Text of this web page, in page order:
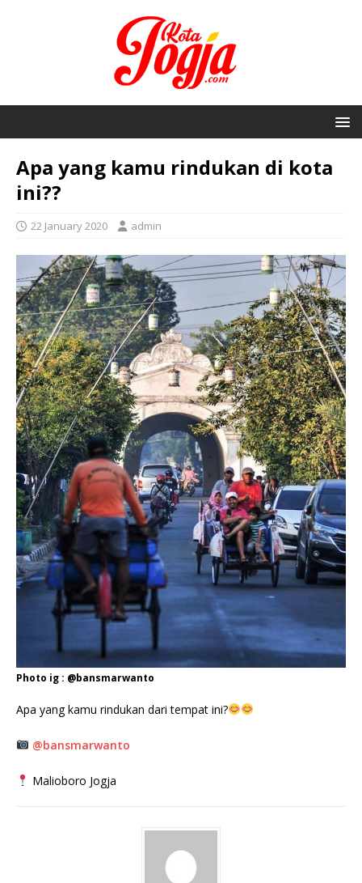
Apa yang kamu rindukan di kota
ini??
22 January 2020 admin
Photo ig : @bansmarwanto
Apa yang kamu rindukan dari tempat ini?
@bansmarwanto
Malioboro Jogja⁣